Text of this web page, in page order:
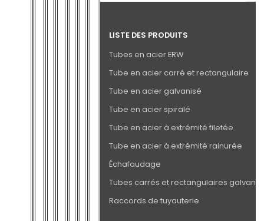
LISTE DES PRODUITS
Tubes en acier ERW
Tube en acier carré et rectangulaire
Tube en acier galvanisé
Tube en acier spiralé
Tube en acier à extrémité filetée
Tube en acier à extrémité rainurée
Échafaudage
Tubes carrés et rectangulaires
Raccords de tuyauterie